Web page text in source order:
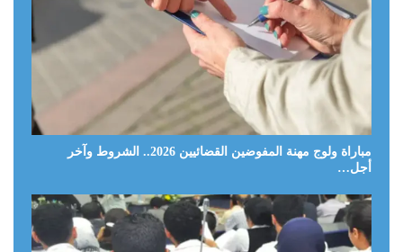
مباراة ولوج مهنة المفوضين القضائيين 2026.. الشروط وآخر
أجل…